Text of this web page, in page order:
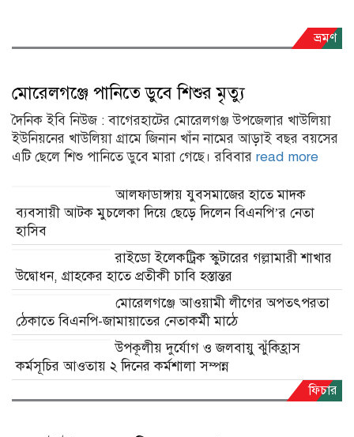
আলফাডাঙ্গায় যুবসমাজের হাতে মাদক
ব্যবসায়ী আটক মুচলেকা দিয়ে ছেড়ে দিলেন বিএনপি’র নেতা
রাইডো ইলেকট্রিক স্কুটারের গল্লামারী শাখার
উদ্বোধন, গ্রাহকের হাতে প্রতীকী চাবি হস্তান্তর
মোরেলগঞ্জে আওয়ামী লীগের অপতৎপরতা
ঠেকাতে বিএনপি-জামায়াতের নেতাকর্মী মাঠে
কর্মসূচির আওতায় ২ দিনের কর্মশালা সম্পন্ন
ক্লেমেন্টাইন ও তার বিস্ময়কর জগৎ
আইয়াশা ফারহিন লিয়ানা : ১৮০৪ সালের এক শীতের রাতে,
ইংল্যান্ডের হুইটবি গ্রামের কাছের একটি ছোট্ট গ্রামে ক্লেমেন্টাইন
নামে এক কিশোরী বাস করত। তার চুল ছিলread more
জন্মদিনে কেক নয়, শিক্ষার্থীদের সঙ্গে
বৃক্ষরোপণ; ব্যতিক্রমী আয়োজনে প্রশংসায় হাজীগঞ্জ উপজেলা